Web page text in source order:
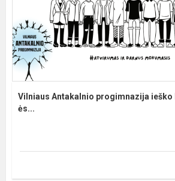
Vilniaus Antakalnio progimnazija
ės...